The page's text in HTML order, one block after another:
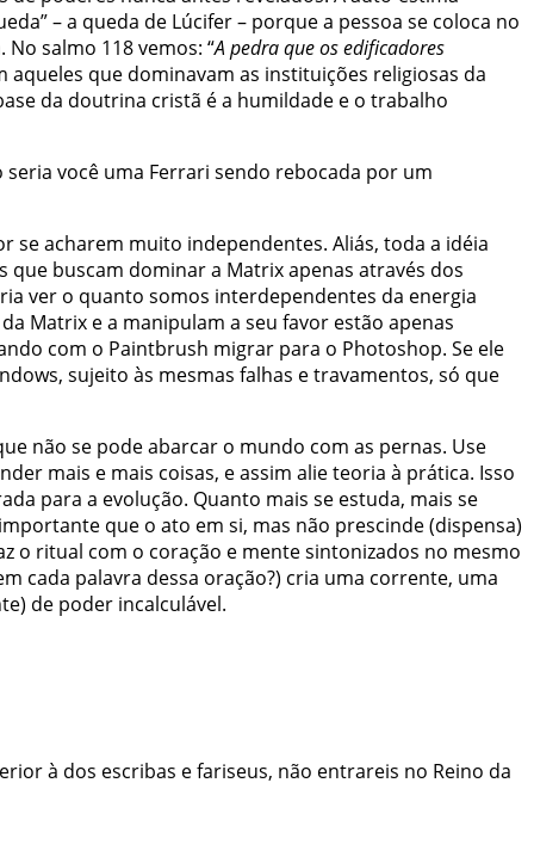
– a queda de Lúcifer – porque a pessoa se coloca no
salmo 118 vemos: “A pedra que os edificadores
aqueles que dominavam as instituições religiosas da
da doutrina cristã é a humildade e o trabalho
você uma Ferrari sendo rebocada por um
acharem muito independentes. Aliás, toda a idéia
que buscam dominar a Matrix apenas através dos
ver o quanto somos interdependentes da energia
Matrix e a manipulam a seu favor estão apenas
com o Paintbrush migrar para o Photoshop. Se ele
sujeito às mesmas falhas e travamentos, só que
não se pode abarcar o mundo com as pernas. Use
mais e mais coisas, e assim alie teoria à prática. Isso
para a evolução. Quanto mais se estuda, mais se
que o ato em si, mas não prescinde (dispensa)
o ritual com o coração e mente sintonizados no mesmo
cada palavra dessa oração?) cria uma corrente, uma
de poder incalculável.
à dos escribas e fariseus, não entrareis no Reino da